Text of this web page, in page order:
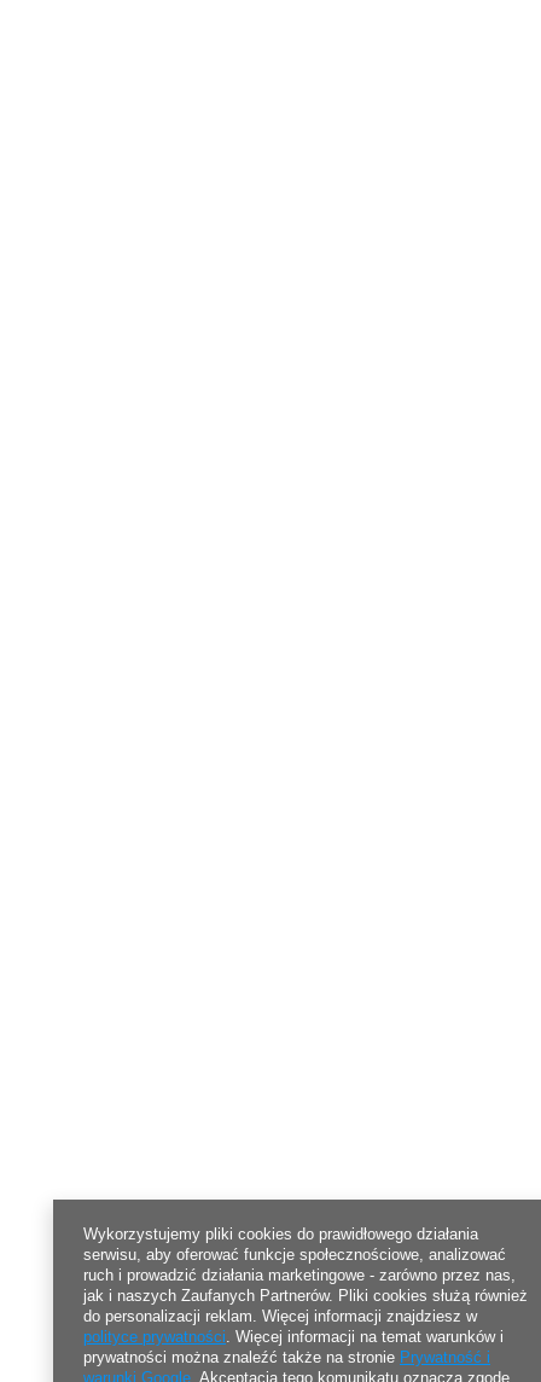
Wykorzystujemy pliki cookies do prawidłowego działania
serwisu, aby oferować funkcje społecznościowe, analizować
ruch i prowadzić działania marketingowe - zarówno przez nas,
jak i naszych Zaufanych Partnerów. Pliki cookies służą również
do personalizacji reklam. Więcej informacji znajdziesz w
polityce prywatności. Więcej informacji na temat warunków i
prywatności można znaleźć także na stronie Prywatność i
warunki Google . Akceptacja tego komunikatu oznacza zgodę